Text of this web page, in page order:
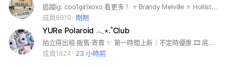
追蹤ig: coo1girlxoxo 看更多！ ⭐️ Brandy Melville ⭐️ Hollister ⭐️ Edikted ⭐️ Subdued ⭐️ Jellycat ⭐️ W.Management 進群後請查看重要貼文📌 #bm風 #bmgirl
成員8919
剛剛
YURe Polaroid 𓂃⋆.˚Club
拍立得出租·販售·寄賣 ✨ 第一時間上新｜不定時優惠 🎞 底片販售（可貨付） ★ 𝑝𝑎𝑦𝑚𝑒𝑛𝑡 :匯款/超商無卡存/現金 ★寄賣服務私訊 @663wnqis 官方
成員1824
23 小時前